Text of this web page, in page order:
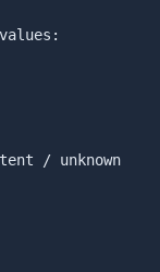
/ unknown